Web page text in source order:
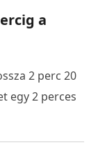
a
2 perc 20
egy 2 perces